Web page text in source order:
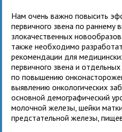
Нам очень важно повысить
первичного звена по раннему
злокачественных
также необходимо
рекомендации для
первичного звена и
по повышению
выявлению онкологических
основной демографический
молочной железы, шейки
предстательной железы,